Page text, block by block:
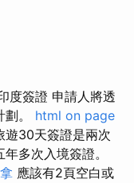
度簽證 申請人將透
。 html on page
遊30天簽證是兩次
多次入境簽證。
應該有2頁空白或